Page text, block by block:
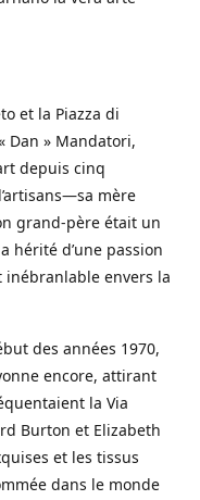
et la Piazza di
Dan » Mandatori,
depuis cinq
mère
grand-père était un
hérité d’une passion
inébranlable envers la
des années 1970,
encore, attirant
la Via
Burton et Elizabeth
et les tissus
dans le monde